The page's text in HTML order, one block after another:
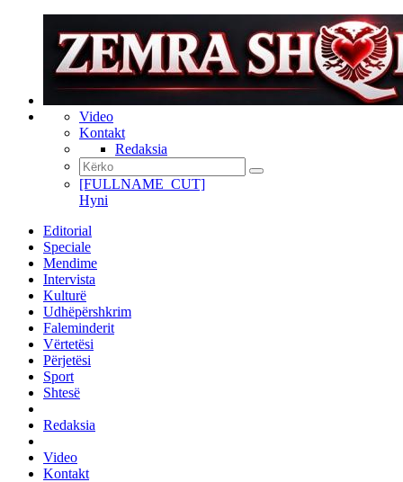
Video
Kontakt
Redaksia
[FULLNAME_CUT]
Hyni
Editorial
Speciale
Mendime
Intervista
Kulturë
Udhëpërshkrim
Faleminderit
Vërtetësi
Përjetësi
Sport
Shtesë
Redaksia
Video
Kontakt